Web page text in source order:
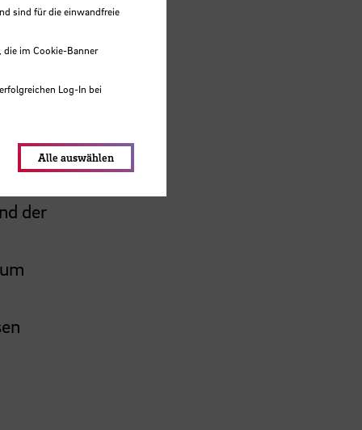
Im
der
sind für die einwandfreie
die im Cookie-Banner
Log-In bei
Alle auswählen